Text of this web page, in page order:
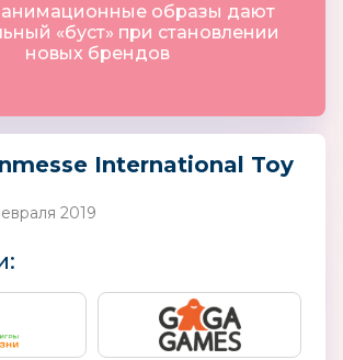
образы дают
«буст» при становлении
новых брендов
International Toy
2019